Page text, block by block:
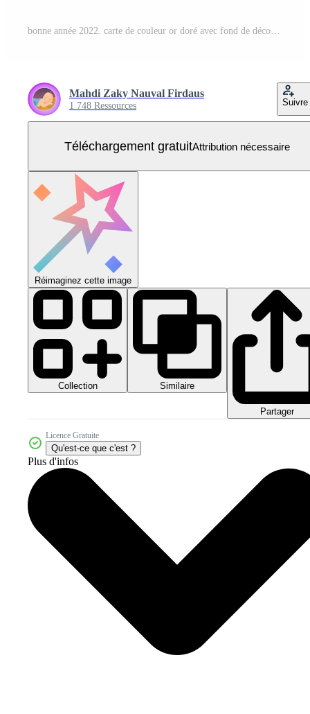
bonne année 2022. carte de couleur or doré avec fond de décoration clair Vecteur Gratuit
Mahdi Zaky Nauval Firdaus
1 748 Ressources Suivre
Téléchargement gratuitAttribution nécessaire
Réimaginez cette image
Collection Similaire
Partager
Licence Gratuite
Qu'est-ce que c'est ?
Plus d'infos